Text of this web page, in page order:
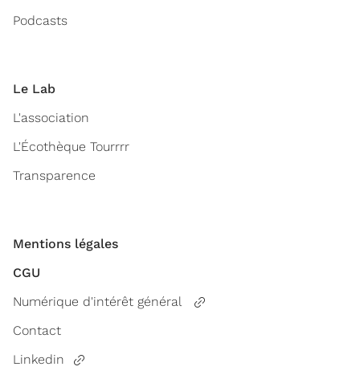
Podcasts
Le Lab
L'association
L'Écothèque Tourrrr
Transparence
Mentions légales
CGU
Numérique d'intérêt général
Contact
Linkedin